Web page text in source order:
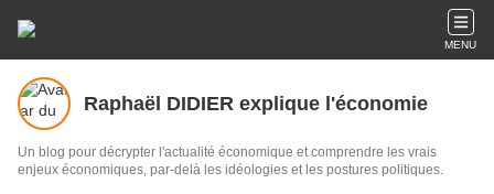
MENU
Raphaël DIDIER explique l'économie
Un blog pour décrypter l'actualité économique et comprendre les vrais
enjeux économiques, par-delà les idéologies et les postures politiques.